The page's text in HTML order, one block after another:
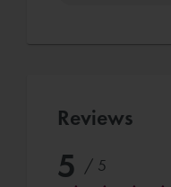
Reviews
5 / 5